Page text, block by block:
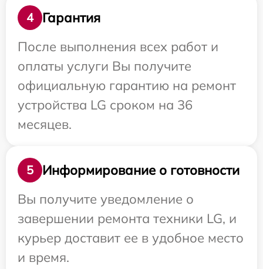
4
Гарантия
После выполнения всех работ и
оплаты услуги Вы получите
официальную гарантию на ремонт
устройства LG сроком на 36
месяцев.
5
Информирование о готовности
Вы получите уведомление о
завершении ремонта техники LG, и
курьер доставит ее в удобное место
и время.